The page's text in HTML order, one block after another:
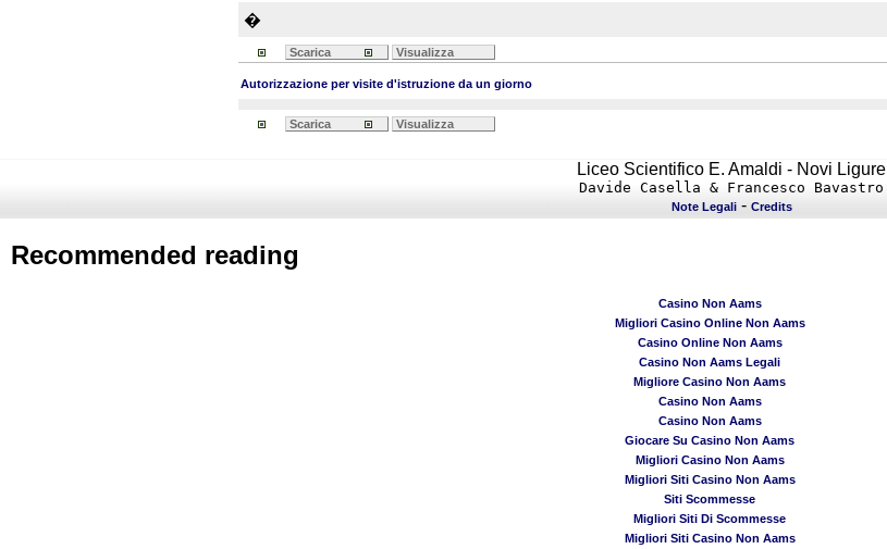
�
Scarica Visualizza
Autorizzazione per visite d'istruzione da un giorno
Scarica Visualizza
Liceo Scientifico E. Amaldi - Novi Ligure
Davide Casella & Francesco Bavastro
Note Legali- Credits
Recommended reading
Casino Non Aams
Migliori Casino Online Non Aams
Casino Online Non Aams
Casino Non Aams Legali
Migliore Casino Non Aams
Casino Non Aams
Casino Non Aams
Giocare Su Casino Non Aams
Migliori Casino Non Aams
Migliori Siti Casino Non Aams
Siti Scommesse
Migliori Siti Di Scommesse
Migliori Siti Casino Non Aams